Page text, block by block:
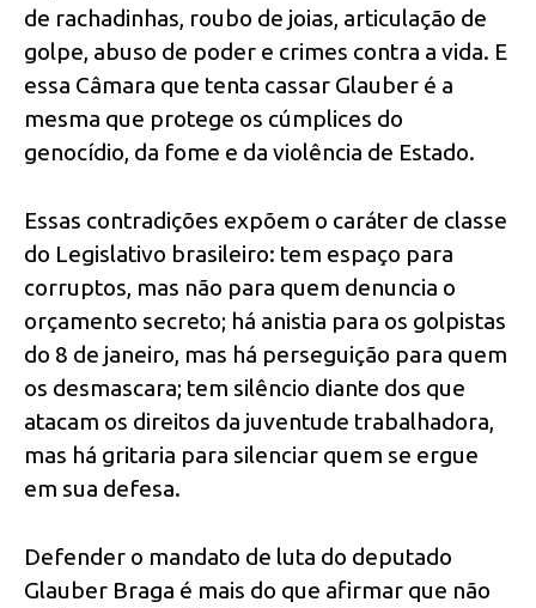
de rachadinhas, roubo de joias, articulação de
golpe, abuso de poder e crimes contra a vida. E
essa Câmara que tenta cassar Glauber é a
mesma que protege os cúmplices do
genocídio, da fome e da violência de Estado.
Essas contradições expõem o caráter de classe
do Legislativo brasileiro: tem espaço para
corruptos, mas não para quem denuncia o
orçamento secreto; há anistia para os golpistas
do 8 de janeiro, mas há perseguição para quem
os desmascara; tem silêncio diante dos que
atacam os direitos da juventude trabalhadora,
mas há gritaria para silenciar quem se ergue
em sua defesa.
Defender o mandato de luta do deputado
Glauber Braga é mais do que afirmar que não